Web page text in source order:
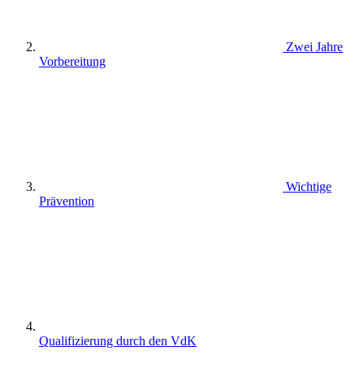
Zwei Jahre
Vorbereitung
Wichtige
Prävention
Qualifizierung durch den VdK